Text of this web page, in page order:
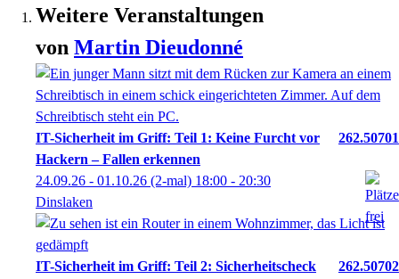
Weitere Veranstaltungen
von Martin Dieudonné
IT-Sicherheit im Griff: Teil 1: Keine Furcht vor
Hackern – Fallen erkennen
262.50701
24.09.26 - 01.10.26 (2-mal) 18:00 - 20:30
Dinslaken
IT-Sicherheit im Griff: Teil 2: Sicherheitscheck
262.50702